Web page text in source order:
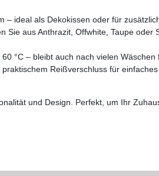
– ideal als Dekokissen oder für
Sie aus Anthrazit, Offwhite, Taupe oder
°C – bleibt auch nach vielen Wäschen
praktischem Reißverschluss für
und Design. Perfekt, um Ihr